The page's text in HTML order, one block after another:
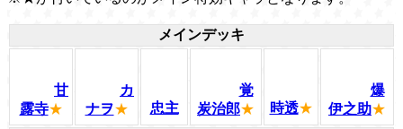
メインデッキ
甘
露寺★
カ
ナヲ★ 忠主
覚
炭治郎★ 時透★
爆
伊之助★